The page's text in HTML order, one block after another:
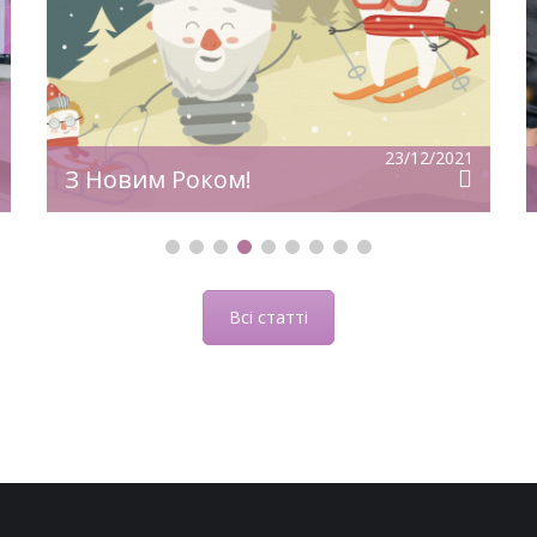
23/12/2021
З Новим Роком!
уверенности!
Всі статті